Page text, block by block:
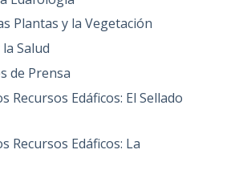
Plantas y la Vegetación
Salud
de Prensa
Recursos Edáficos: El Sellado
Recursos Edáficos: La